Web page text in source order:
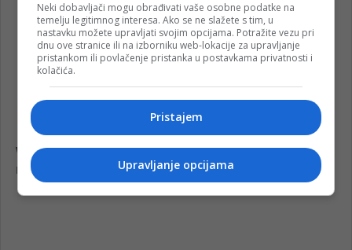
Neki dobavljači mogu obrađivati vaše osobne podatke na
temelju legitimnog interesa. Ako se ne slažete s tim, u
nastavku možete upravljati svojim opcijama. Potražite vezu pri
dnu ove stranice ili na izborniku web-lokacije za upravljanje
pristankom ili povlačenje pristanka u postavkama privatnosti i
kolačića.
Pristajem
Upravljanje opcijama